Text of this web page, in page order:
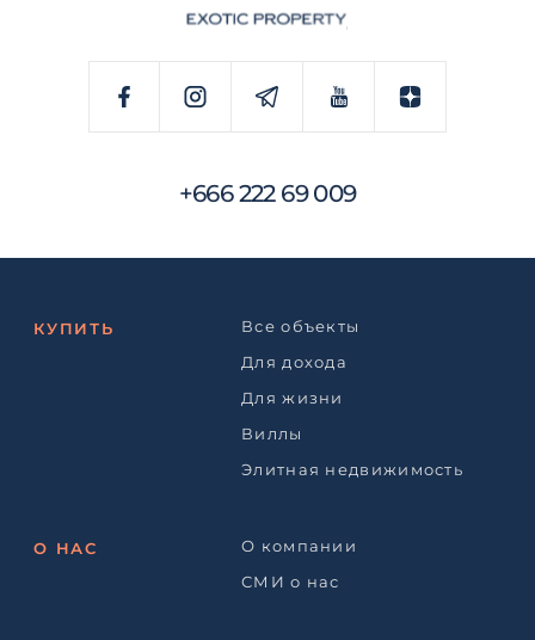
+666 222 69 009
КУПИТЬ
Все объекты
Для дохода
Для жизни
Виллы
Элитная недвижимость
О НАС
О компании
СМИ о нас